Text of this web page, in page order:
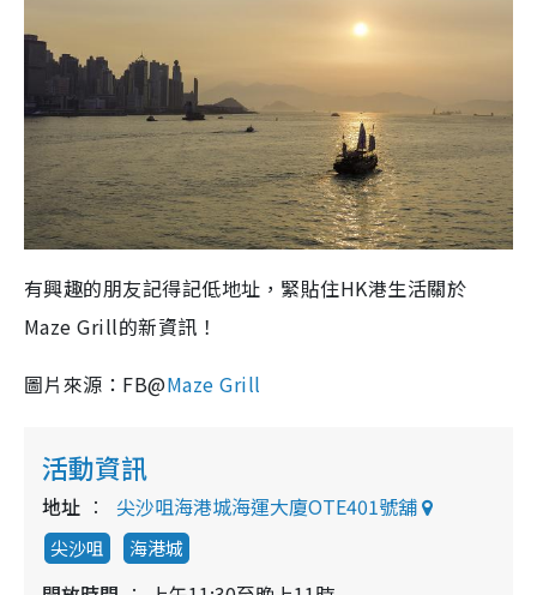
有興趣的朋友記得記低地址，緊貼住HK港生活關於
Maze Grill的新資訊！
圖片來源：FB@Maze Grill
活動資訊
地址 尖沙咀海港城海運大廈OTE401號舖
尖沙咀 海港城